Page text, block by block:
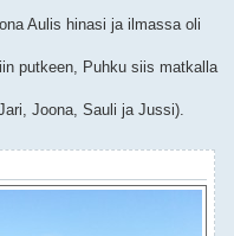
Aulis hinasi ja ilmassa oli
putkeen, Puhku siis matkalla
Joona, Sauli ja Jussi).